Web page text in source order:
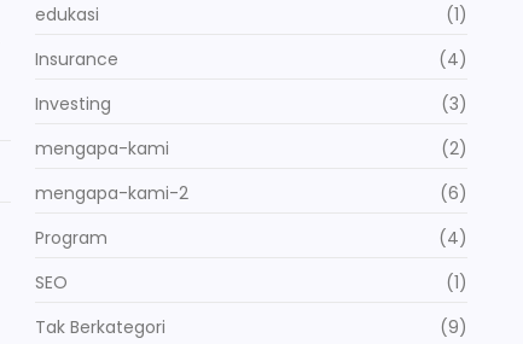
edukasi
(1)
Insurance
(4)
Investing
(3)
mengapa-kami
(2)
mengapa-kami-2
(6)
Program
(4)
SEO
(1)
Tak Berkategori
(9)